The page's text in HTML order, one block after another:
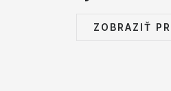
ZOBRAZIŤ